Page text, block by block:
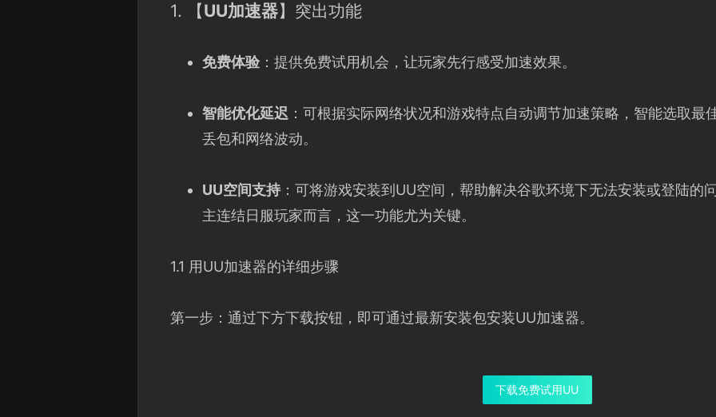
1. 【UU加速器】突出功能
免费体验：提供免费试用机会，让玩家先行感受加速效果。
智能优化延迟：可根据实际网络状况和游戏特点自动调节加速策略，智能选取最
丢包和网络波动。
UU空间支持：可将游戏安装到UU空间，帮助解决谷歌环境下无法安装或登陆的
主连结日服玩家而言，这一功能尤为关键。
1.1 用UU加速器的详细步骤
第一步：通过下方下载按钮，即可通过最新安装包安装UU加速器。
下载免费试用UU